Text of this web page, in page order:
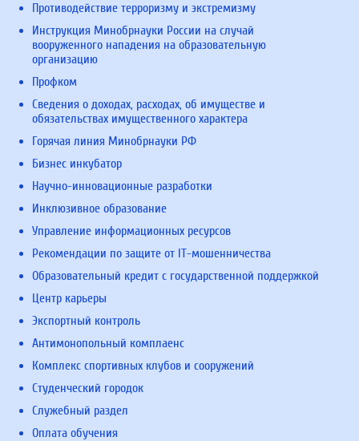
Противодействие терроризму и экстремизму
Инструкция Минобрнауки России на случай
вооруженного нападения на образовательную
организацию
Профком
Сведения о доходах, расходах, об имуществе и
обязательствах имущественного характера
Горячая линия Минобрнауки РФ
Бизнес инкубатор
Научно-инновационные разработки
Инклюзивное образование
Управление информационных ресурсов
Рекомендации по защите от IT-мошенничества
Образовательный кредит с государственной поддержкой
Центр карьеры
Экспортный контроль
Антимонопольный комплаенс
Комплекс спортивных клубов и сооружений
Студенческий городок
Служебный раздел
Оплата обучения